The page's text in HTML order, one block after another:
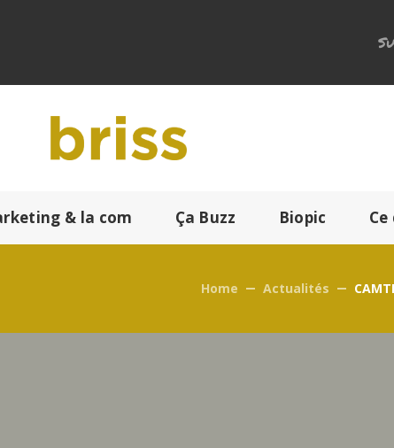
& la com Ça Buzz Biopic
Home Actualités